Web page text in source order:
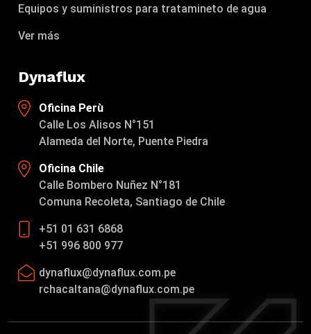
Equipos y suministros para tratamineto de agua
Ver más
Dynaflux
Oficina Perù
Calle Los Alisos N°151
Alameda del Norte, Puente Piedra
Oficina Chile
Calle Bombero Nuñez N°181
Comuna Recoleta, Santiago de Chile
+51 01 631 6868
+51 996 800 977
dynaflux@dynaflux.com.pe
rchacaltana@dynaflux.com.pe